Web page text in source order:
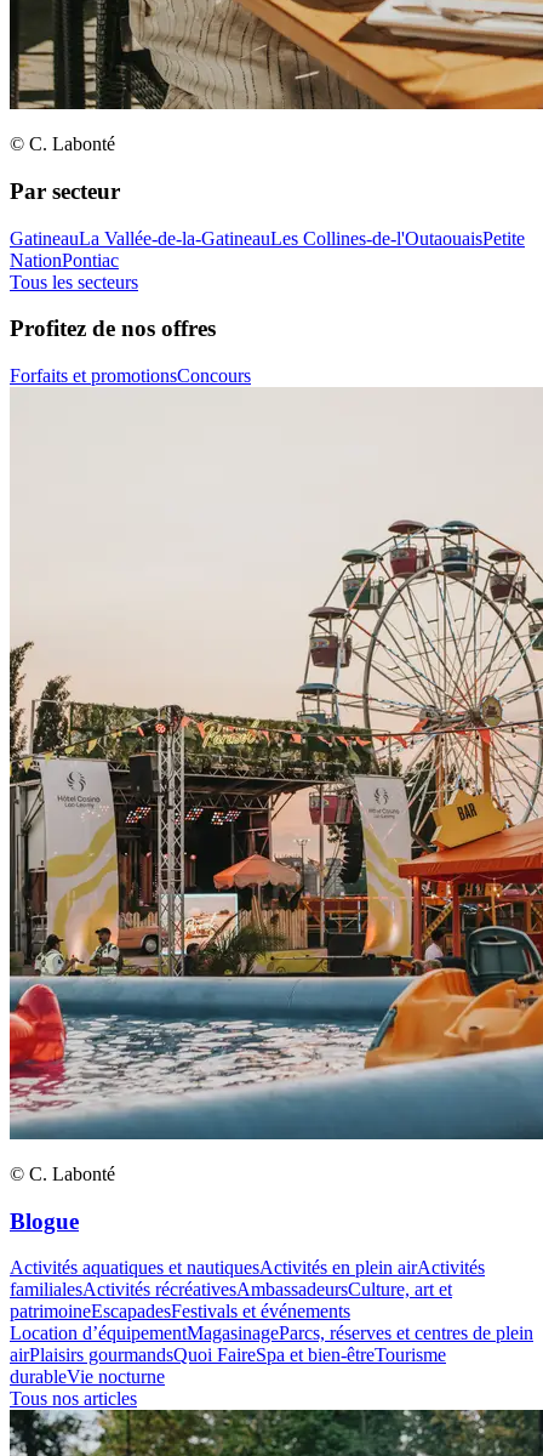
© C. Labonté
Par secteur
GatineauLa Vallée-de-la-GatineauLes Collines-de-l'OutaouaisPetite
NationPontiac
Tous les secteurs
Profitez de nos offres
Forfaits et promotionsConcours
© C. Labonté
Blogue
Activités aquatiques et nautiquesActivités en plein airActivités
familialesActivités récréativesAmbassadeursCulture, art et
patrimoineEscapadesFestivals et événements
Location d’équipementMagasinageParcs, réserves et centres de plein
airPlaisirs gourmandsQuoi FaireSpa et bien-êtreTourisme
durableVie nocturne
Tous nos articles